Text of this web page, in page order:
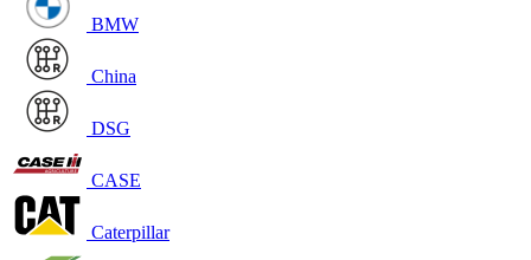
BMW
China
DSG
CASE
Caterpillar